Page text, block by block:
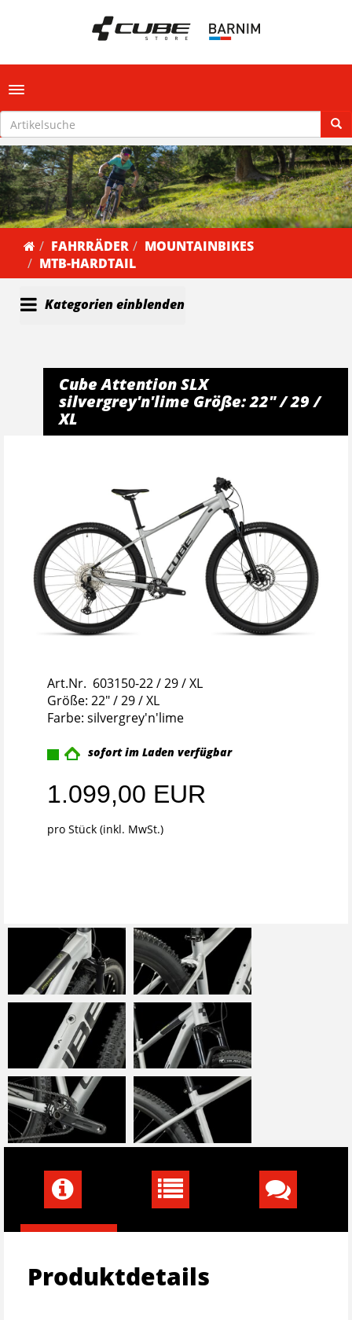
Toggle navigation
FAHRRÄDER
MOUNTAINBIKES
MTB-HARDTAIL
Kategorien einblenden
Cube Attention SLX
silvergrey'n'lime Größe: 22" / 29 /
XL
Art.Nr. 603150-22 / 29 / XL
Größe: 22" / 29 / XL
Farbe: silvergrey'n'lime
sofort im Laden verfügbar
1.099,00 EUR
pro Stück (inkl. MwSt.)
Produktdetails